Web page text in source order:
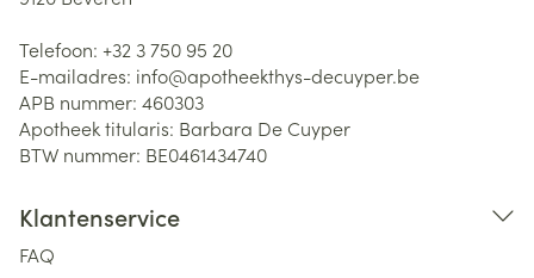
Telefoon: +32 3 750 95 20
E-mailadres: info@apotheekthys-decuyper.be
APB nummer: 460303
Apotheek titularis: Barbara De Cuyper
BTW nummer: BE0461434740
Klantenservice
FAQ